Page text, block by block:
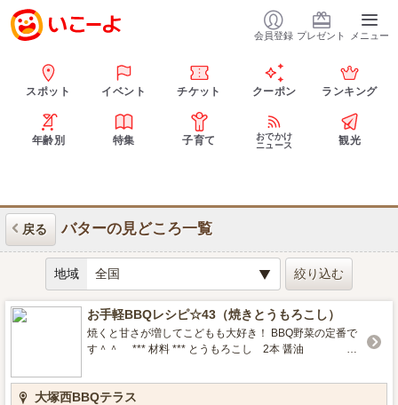
会員登録 プレゼント メニュー
スポット イベント チケット クーポン ランキング
年齢別 特集 子育て
おでかけ
ニュース
観光
戻る バターの見どころ一覧
地域
お手軽BBQレシピ☆43（焼きとうもろこし）
焼くと甘さが増してこどもも大好き！ BBQ野菜の定番で
す＾＾ *** 材料 *** とうもろこし 2本 醤油
皮ごと網にのせる。 焦げないように返しながら弱火で20
～30分焼く。 ある程度火が通ったら皮をむいて醤油をつ
大塚西BBQテラス